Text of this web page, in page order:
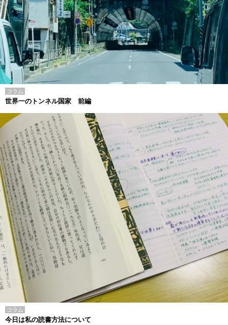
コラム
世界一のトンネル国家 前編
コラム
今日は私の読書方法について